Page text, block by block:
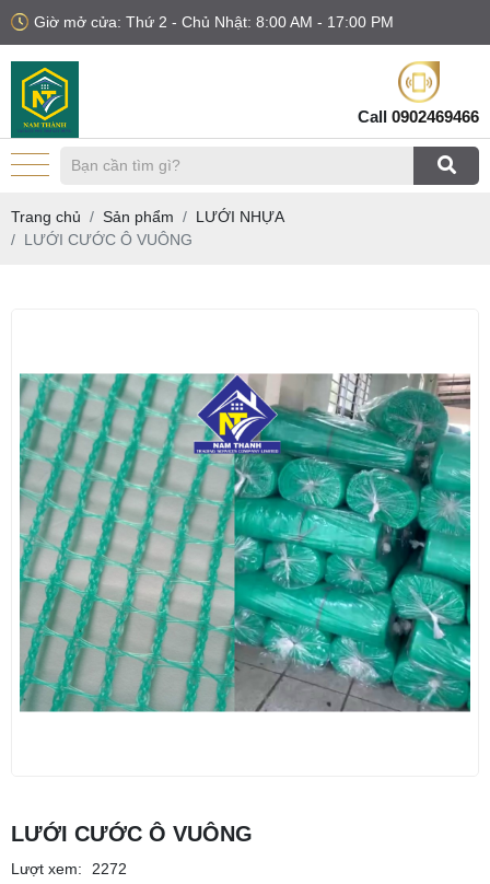
Giờ mở cửa: Thứ 2 - Chủ Nhật: 8:00 AM - 17:00 PM
Call 0902469466
Trang chủ Sản phẩm
LƯỚI NHỰA
LƯỚI CƯỚC Ô VUÔNG
LƯỚI CƯỚC Ô VUÔNG
Lượt xem: 2272